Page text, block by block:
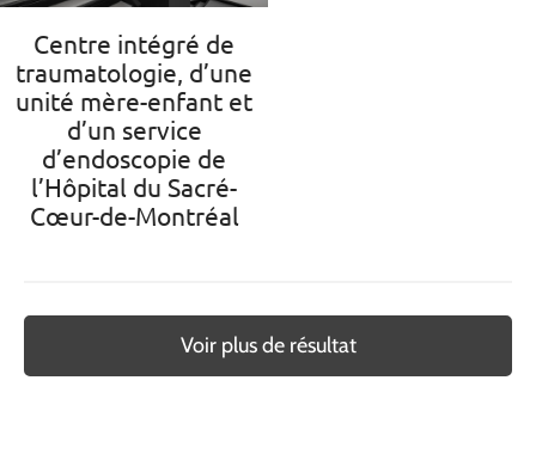
Centre intégré de
traumatologie, d’une
unité mère-enfant et
d’un service
d’endoscopie de
l’Hôpital du Sacré-
Cœur-de-Montréal
Voir plus de résultat